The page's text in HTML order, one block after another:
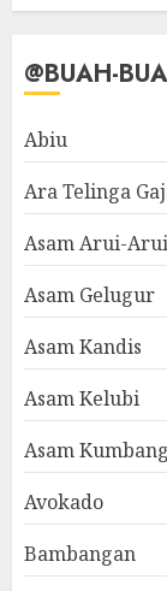
@BUAH-
Abiu
Ara Telinga
Asam Arui-Arui
Asam Gelugur
Asam Kandis
Asam Kelubi
Asam Kumbang
Avokado
Bambangan